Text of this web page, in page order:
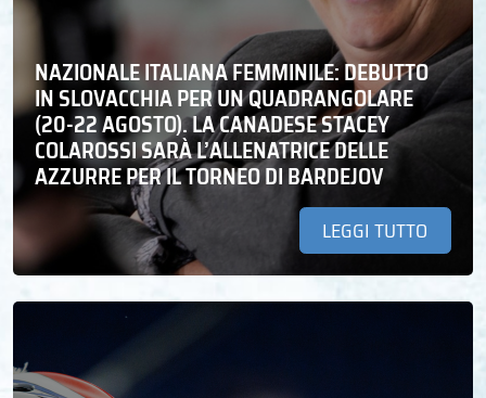
NAZIONALE ITALIANA FEMMINILE: DEBUTTO
IN SLOVACCHIA PER UN QUADRANGOLARE
(20-22 AGOSTO). LA CANADESE STACEY
COLAROSSI SARÀ L’ALLENATRICE DELLE
AZZURRE PER IL TORNEO DI BARDEJOV
LEGGI TUTTO